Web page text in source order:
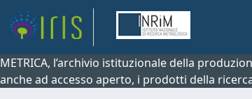
METRICA, l’archivio istituzionale della
anche ad accesso aperto, i prodotti della